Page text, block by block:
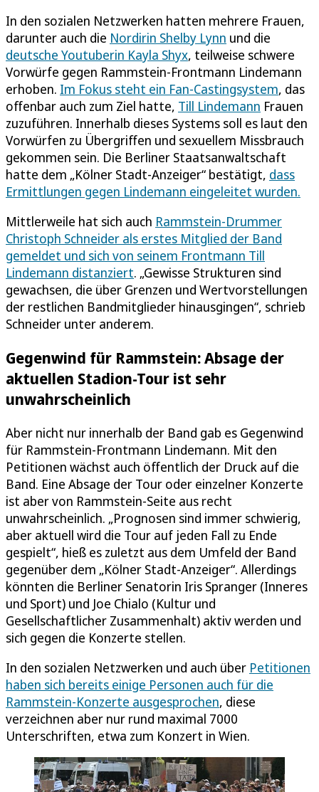
In den sozialen Netzwerken hatten mehrere Frauen,
darunter auch die Nordirin Shelby Lynn und die
deutsche Youtuberin Kayla Shyx, teilweise schwere
Vorwürfe gegen Rammstein-Frontmann Lindemann
erhoben. Im Fokus steht ein Fan-Castingsystem, das
offenbar auch zum Ziel hatte, Till Lindemann Frauen
zuzuführen. Innerhalb dieses Systems soll es laut den
Vorwürfen zu Übergriffen und sexuellem Missbrauch
gekommen sein. Die Berliner Staatsanwaltschaft
hatte dem „Kölner Stadt-Anzeiger“ bestätigt, dass
Ermittlungen gegen Lindemann eingeleitet wurden.
Mittlerweile hat sich auch Rammstein-Drummer
Christoph Schneider als erstes Mitglied der Band
gemeldet und sich von seinem Frontmann Till
Lindemann distanziert. „Gewisse Strukturen sind
gewachsen, die über Grenzen und Wertvorstellungen
der restlichen Bandmitglieder hinausgingen“, schrieb
Schneider unter anderem.
Gegenwind für Rammstein: Absage der
aktuellen Stadion-Tour ist sehr
unwahrscheinlich
Aber nicht nur innerhalb der Band gab es Gegenwind
für Rammstein-Frontmann Lindemann. Mit den
Petitionen wächst auch öffentlich der Druck auf die
Band. Eine Absage der Tour oder einzelner Konzerte
ist aber von Rammstein-Seite aus recht
unwahrscheinlich. „Prognosen sind immer schwierig,
aber aktuell wird die Tour auf jeden Fall zu Ende
gespielt“, hieß es zuletzt aus dem Umfeld der Band
gegenüber dem „Kölner Stadt-Anzeiger“. Allerdings
könnten die Berliner Senatorin Iris Spranger (Inneres
und Sport) und Joe Chialo (Kultur und
Gesellschaftlicher Zusammenhalt) aktiv werden und
sich gegen die Konzerte stellen.
In den sozialen Netzwerken und auch über Petitionen
haben sich bereits einige Personen auch für die
Rammstein-Konzerte ausgesprochen, diese
verzeichnen aber nur rund maximal 7000
Unterschriften, etwa zum Konzert in Wien.